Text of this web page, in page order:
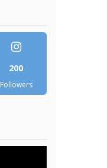
200
Followers